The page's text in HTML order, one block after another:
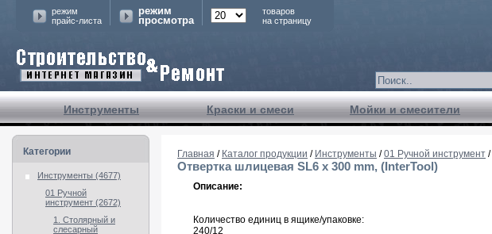
Инструменты Краски и смеси Мойки и смесители
режим
прайс-листа
режим
просмотра
товаров
на страницу
Категории
Инструменты (4677)
01 Ручной
инструмент (2672)
1. Столярный и
слесарный
Главная / Каталог продукции / Инструменты /01 Ручной инструмент /
Отвертка шлицевая SL6 x 300 mm, (InterTool)
Описание:
Количество единиц в ящике/упаковке:
240/12